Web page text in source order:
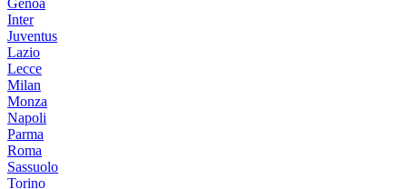
Genoa
Inter
Juventus
Lazio
Lecce
Milan
Monza
Napoli
Parma
Roma
Sassuolo
Torino